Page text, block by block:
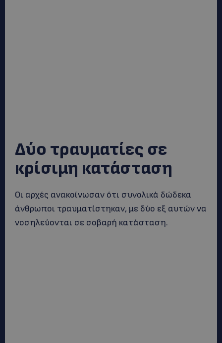
Δύο τραυματίες σε
κρίσιμη κατάσταση
Οι αρχές ανακοίνωσαν ότι συνολικά δώδεκα
άνθρωποι τραυματίστηκαν, με δύο εξ αυτών να
νοσηλεύονται σε σοβαρή κατάσταση.